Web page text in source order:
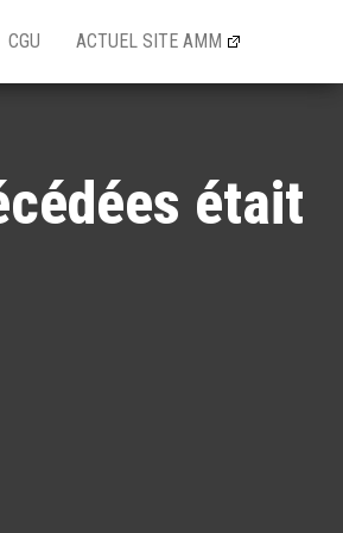
CGU ACTUEL SITE AMM
était